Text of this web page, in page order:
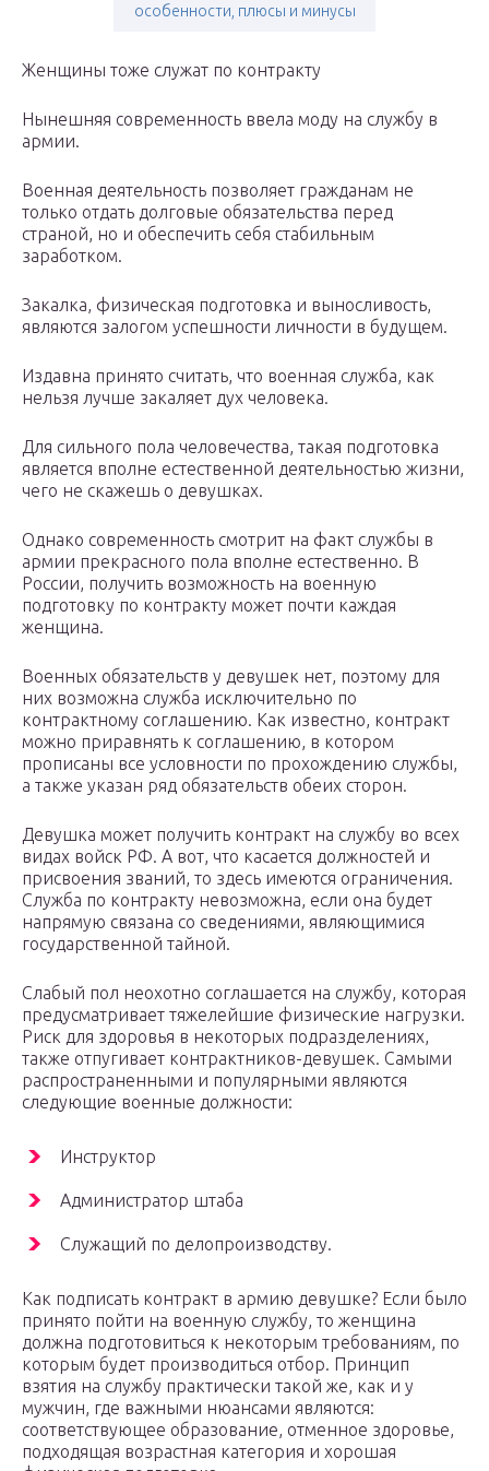
особенности, плюсы и минусы
Женщины тоже служат по контракту
Нынешняя современность ввела моду на службу в
армии.
Военная деятельность позволяет гражданам не
только отдать долговые обязательства перед
страной, но и обеспечить себя стабильным
заработком.
Закалка, физическая подготовка и выносливость,
являются залогом успешности личности в будущем.
Издавна принято считать, что военная служба, как
нельзя лучше закаляет дух человека.
Для сильного пола человечества, такая подготовка
является вполне естественной деятельностью жизни,
чего не скажешь о девушках.
Однако современность смотрит на факт службы в
армии прекрасного пола вполне естественно. В
России, получить возможность на военную
подготовку по контракту может почти каждая
женщина.
Военных обязательств у девушек нет, поэтому для
них возможна служба исключительно по
контрактному соглашению. Как известно, контракт
можно приравнять к соглашению, в котором
прописаны все условности по прохождению службы,
а также указан ряд обязательств обеих сторон.
Девушка может получить контракт на службу во всех
видах войск РФ. А вот, что касается должностей и
присвоения званий, то здесь имеются ограничения.
Служба по контракту невозможна, если она будет
напрямую связана со сведениями, являющимися
государственной тайной.
Слабый пол неохотно соглашается на службу, которая
предусматривает тяжелейшие физические нагрузки.
Риск для здоровья в некоторых подразделениях,
также отпугивает контрактников-девушек. Самыми
распространенными и популярными являются
следующие военные должности:
Инструктор
Администратор штаба
Служащий по делопроизводству.
Как подписать контракт в армию девушке? Если было
принято пойти на военную службу, то женщина
должна подготовиться к некоторым требованиям, по
которым будет производиться отбор. Принцип
взятия на службу практически такой же, как и у
мужчин, где важными нюансами являются:
соответствующее образование, отменное здоровье,
подходящая возрастная категория и хорошая